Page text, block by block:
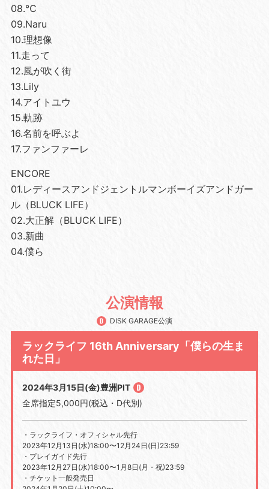
08.℃
09.Naru
10.理想像
11.走って
12.風が吹く街
13.Lily
14.アイトユウ
15.軌跡
16.名前を呼ぶよ
17.ファンファーレ
ENCORE
01.レディースアンドジェントルマンボーイズアンドガー
ル（BLUCK LIFE）
02.大正解（BLUCK LIFE）
03.新曲
04.僕ら
公演情報
DISK GARAGE公演
ラックライフ 16th Anniversary「僕らの生ま
れた日」
2024年3月15日(金)豊洲PIT
全席指定5,000円(税込・ D代別)
・ラックライフ・オフィシャル先行
2023年12月13 日 (水)18:00〜12月24 日 (日)23:59
・プレイガイド先行
2023年12月 27日 (水)18:00〜1 月8日 (月・祝)23:59
・チケット一般発売日